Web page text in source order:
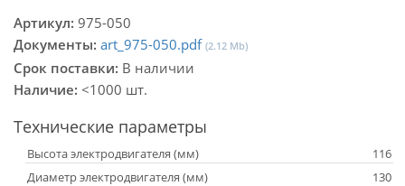
Артикул: 975-050
Документы: art_975-050.pdf (2.12 Mb)
Срок поставки: В наличии
Наличие: <1000 шт.
Технические параметры
Высота электродвигателя (мм)
116
Диаметр электродвигателя (мм)
130